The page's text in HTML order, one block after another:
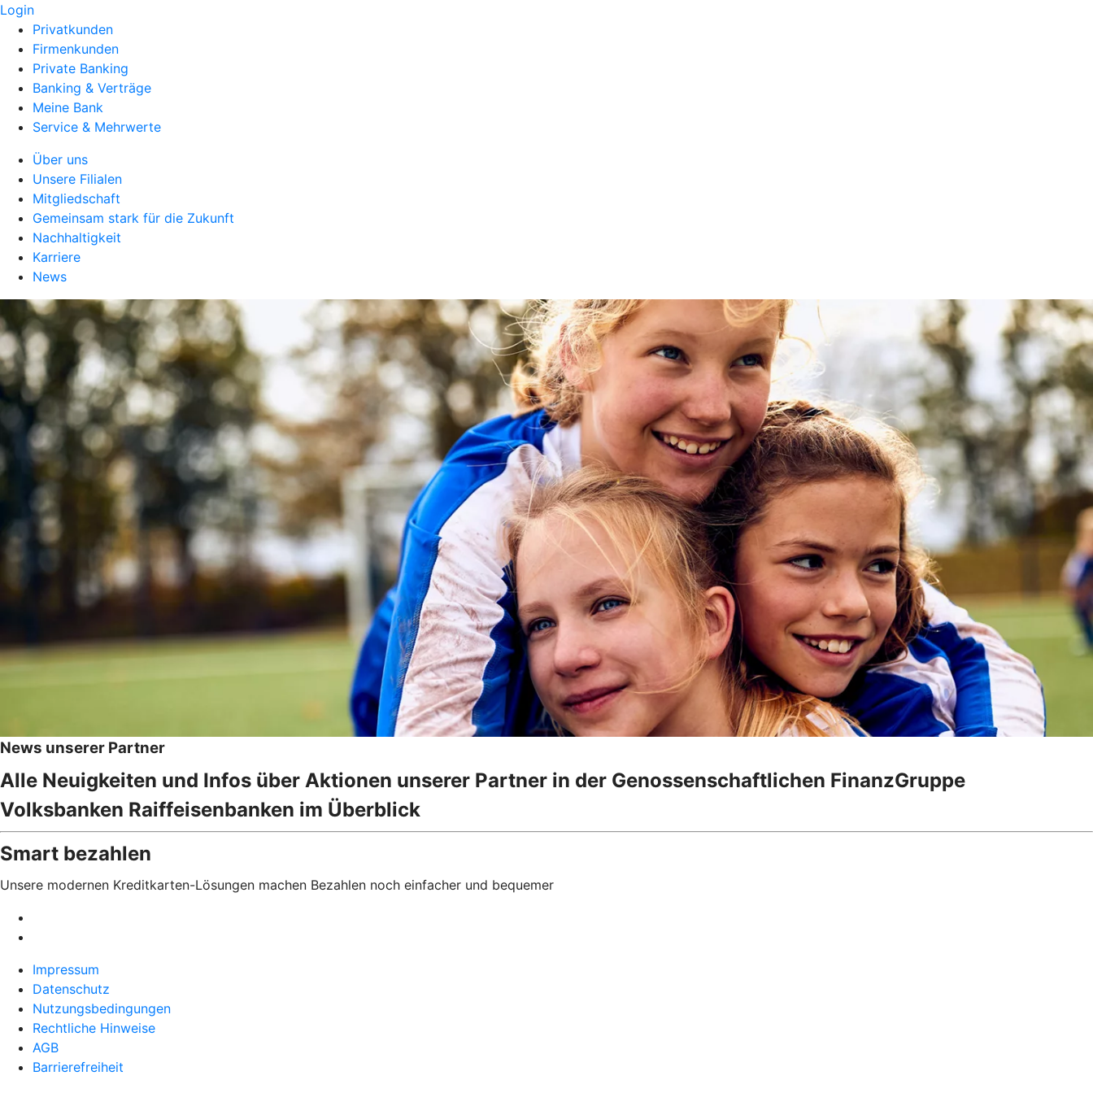
Login
Privatkunden
Firmenkunden
Private Banking
Banking & Verträge
Meine Bank
Service & Mehrwerte
Über uns
Unsere Filialen
Mitgliedschaft
Gemeinsam stark für die Zukunft
Nachhaltigkeit
Karriere
News
News unserer Partner
Alle Neuigkeiten und Infos über Aktionen unserer Partner in der Genossenschaftlichen FinanzGruppe
Volksbanken Raiffeisenbanken im Überblick
Smart bezahlen
Unsere modernen Kreditkarten-Lösungen machen Bezahlen noch einfacher und bequemer
Impressum
Datenschutz
Nutzungsbedingungen
Rechtliche Hinweise
AGB
Barrierefreiheit